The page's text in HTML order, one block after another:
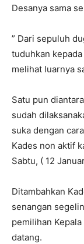
Desanya sama
” Dari sepuluh
tuduhkan
melihat luarnya
Satu pun
sudah
suka dengan
Kades non aktif
Sabtu, ( 12
Ditambahkan
senangan
pemilihan
datang.